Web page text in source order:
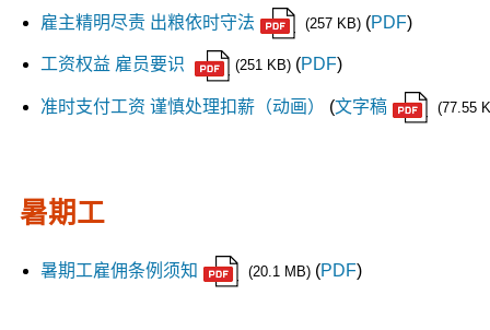
雇主精明尽责 出粮依时守法 (257 KB) (PDF)
工资权益 雇员要识 (251 KB) (PDF)
准时支付工资 谨慎处理扣薪（动画） (文字稿 (77.55
暑期工
暑期工雇佣条例须知 (20.1 MB) (PDF)